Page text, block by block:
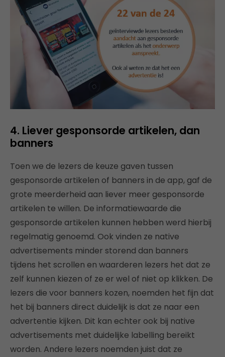
4. Liever gesponsorde artikelen, dan
banners
Toen we de lezers de keuze gaven tussen
gesponsorde artikelen of banners in de app, gaf de
grote meerderheid aan liever meer gesponsorde
artikelen te willen. De informatiewaarde die
gesponsorde artikelen kunnen hebben werd hierbij
regelmatig genoemd. Ook vinden ze native
advertisements minder storend dan banners
tijdens het scrollen en waarderen lezers het dat ze
zelf kunnen kiezen of ze er wel of niet op klikken. De
lezers die voor banners kozen, noemden het fijn dat
het bij banners direct duidelijk is dat ze naar een
advertentie kijken. Dit kan echter ook bij native
advertisements met duidelijke labelling bereikt
worden. Andere lezers noemden juist dat ze